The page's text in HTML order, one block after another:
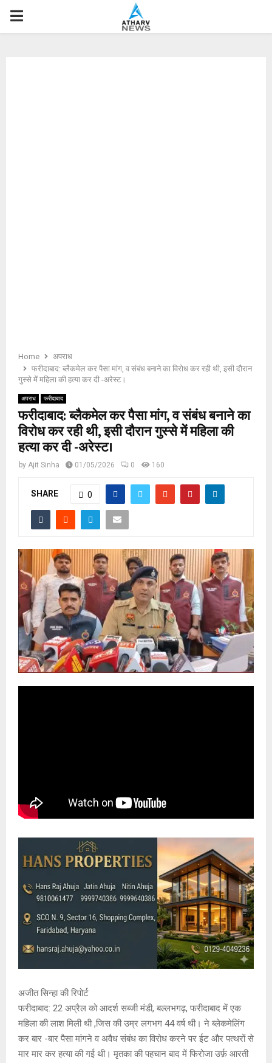
P
Home
अपराध
फरीदाबाद: ब्लैकमेल कर पैसा मांग, व संबंध बनाने का विरोध कर रही थी, इसी दौरान
गुस्से में महिला की हत्या कर दी -अरेस्ट।
अपराध फरीदाबाद
फरीदाबाद: ब्लैकमेल कर पैसा मांग, व संबंध बनाने का
विरोध कर रही थी, इसी दौरान गुस्से में महिला की
हत्या कर दी -अरेस्ट।
by Ajit Sinha 01/05/2026 0 160
SHARE 0
अजीत सिन्हा की रिपोर्ट
फरीदाबाद: 22 अप्रैल को आदर्श सब्जी मंडी, बल्लभगढ़, फरीदाबाद में एक
महिला की लाश मिली थी ,जिस की उम्र लगभग 44 वर्ष थी। ने ब्लेकमेलिंग
कर बार -बार पैसा मांगने व अवैध संबंध का विरोध करने पर ईट और पत्थरों से
मार मार कर हत्या की गई थी। मृतका की पहचान बाद में फिरोजा उर्फ़ आरती